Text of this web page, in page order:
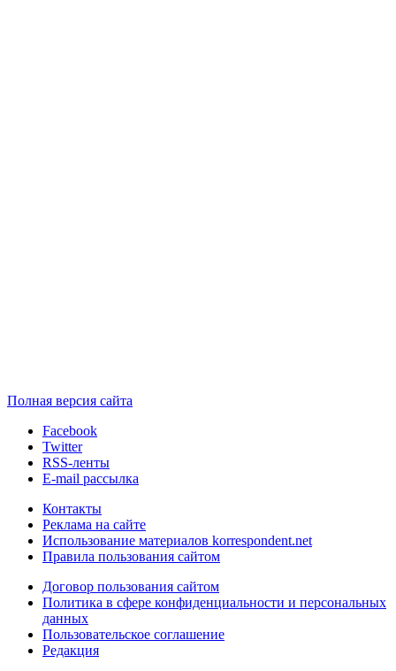
Полная версия сайта
Facebook
Twitter
RSS-ленты
E-mail рассылка
Контакты
Реклама на сайте
Использование материалов korrespondent.net
Правила пользования сайтом
Договор пользования сайтом
Политика в сфере конфиденциальности и персональных
данных
Пользовательское соглашение
Редакция